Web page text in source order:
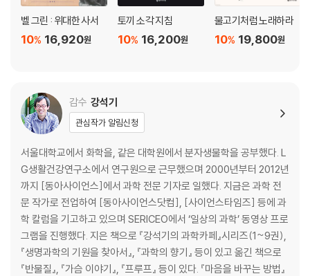
벨 그린 : 위대한 사서
16,920원
10%
토끼 소각 지침
16,200원
10%
물고기처럼 노래하라
19,800원
10%
감수 강석기
관심작가 알림신청
서울대학교에서 화학을, 같은 대학원에서 분자생물학을 공부했다. L
G생활건강연구소에서 연구원으로 근무했으며 2000년부터 2012년
까지 [동아사이언스]에서 과학 전문 기자로 일했다. 지금은 과학 전
문 작가로 전업하여 [동아사이언스닷컴], [사이언스타임즈] 등에 과
학 칼럼을 기고하고 있으며 SERICEO에서 ‘일상의 과학’ 동영상 프로
그램을 진행했다. 지은 책으로 『강석기의 과학카페』시리즈(1~9권),
『생명과학의 기원을 찾아서』, 『과학의 향기』 등이 있고 옮긴 책으로
『반물질』, 『가슴 이야기』, 『프루프』 등이 있다. 『마음을 바꾸는 방법』